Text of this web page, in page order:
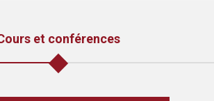
et conférences